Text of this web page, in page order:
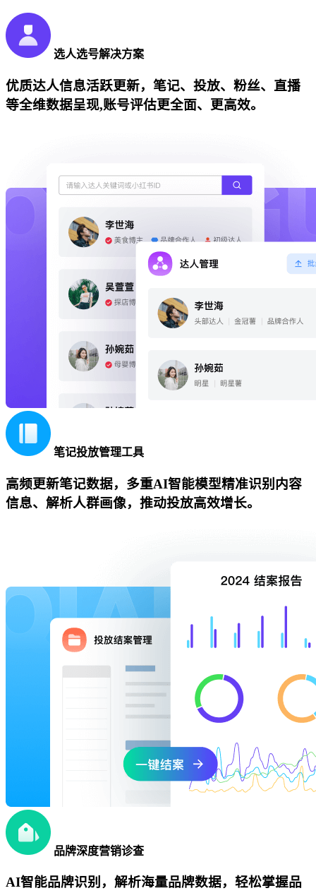
选人选号解决方案
优质达人信息活跃更新，笔记、投放、粉丝、直播
等全维数据呈现,账号评估更全面、更高效。
笔记投放管理工具
高频更新笔记数据，多重AI智能模型精准识别内容
信息、解析人群画像，推动投放高效增长。
品牌深度营销诊查
AI智能品牌识别，解析海量品牌数据，轻松掌握品